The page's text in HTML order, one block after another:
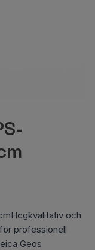
och
professionell
Geos